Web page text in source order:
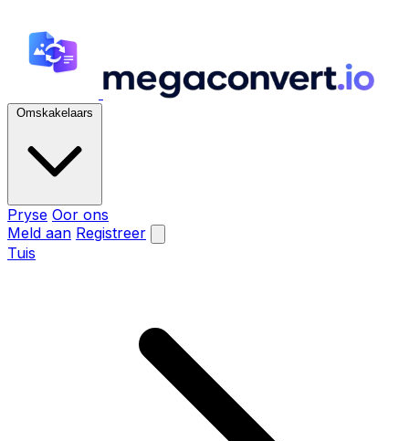
Omskakelaars
Pryse Oor ons
Meld aan Registreer
Tuis